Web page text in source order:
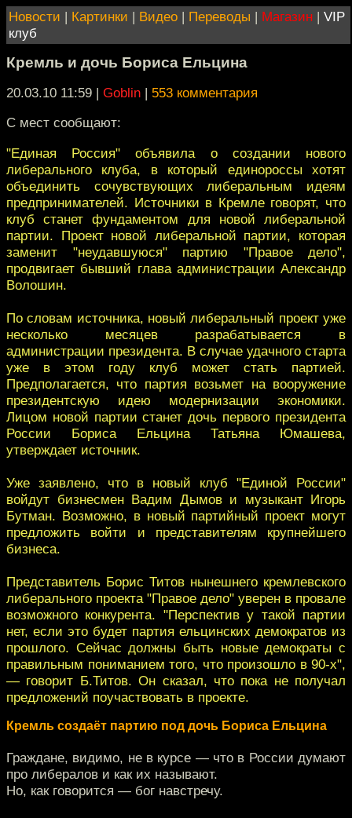
Новости | Картинки | Видео | Переводы | Магазин | VIP
клуб
Кремль и дочь Бориса Ельцина
20.03.10 11:59 | Goblin | 553 комментария
С мест сообщают:
"Единая Россия" объявила о создании нового
либерального клуба, в который единороссы хотят
объединить сочувствующих либеральным идеям
предпринимателей. Источники в Кремле говорят, что
клуб станет фундаментом для новой либеральной
партии. Проект новой либеральной партии, которая
заменит "неудавшуюся" партию "Правое дело",
продвигает бывший глава администрации Александр
Волошин.
По словам источника, новый либеральный проект уже
несколько месяцев разрабатывается в
администрации президента. В случае удачного старта
уже в этом году клуб может стать партией.
Предполагается, что партия возьмет на вооружение
президентскую идею модернизации экономики.
Лицом новой партии станет дочь первого президента
России Бориса Ельцина Татьяна Юмашева,
утверждает источник.
Уже заявлено, что в новый клуб "Единой России"
войдут бизнесмен Вадим Дымов и музыкант Игорь
Бутман. Возможно, в новый партийный проект могут
предложить войти и представителям крупнейшего
бизнеса.
Представитель Борис Титов нынешнего кремлевского
либерального проекта "Правое дело" уверен в провале
возможного конкурента. "Перспектив у такой партии
нет, если это будет партия ельцинских демократов из
прошлого. Сейчас должны быть новые демократы с
правильным пониманием того, что произошло в 90-х",
— говорит Б.Титов. Он сказал, что пока не получал
предложений поучаствовать в проекте.
Кремль создаёт партию под дочь Бориса Ельцина
Граждане, видимо, не в курсе — что в России думают
про либералов и как их называют.
Но, как говорится — бог навстречу.